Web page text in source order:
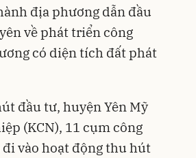
địa phương dẫn đầu
về phát triển công
có diện tích đất phát
đầu tư, huyện Yên Mỹ
(KCN), 11 cụm công
đi vào hoạt động thu hút